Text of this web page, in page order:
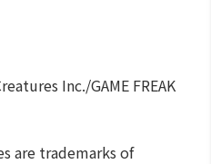
Inc./GAME FREAK
are trademarks of